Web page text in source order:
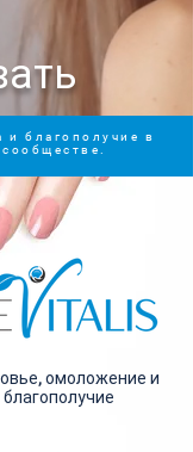
и благополучие в
омоложение и
благополучие